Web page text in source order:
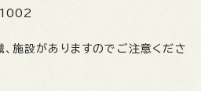
施設がありますのでご注意くださ